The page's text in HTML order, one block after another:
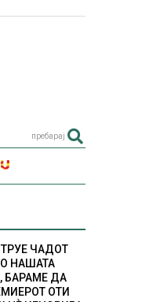
пребарај
ЧАДОТ
НАШАТА
БАРАМЕ ДА
ОТИ